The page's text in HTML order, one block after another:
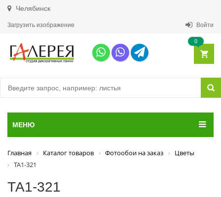
Челябинск
Загрузить изображение Войти
0
МЕНЮ
Главная Каталог товаров Фотообои на заказ
Цветы
ТА1-321
ТА1-321